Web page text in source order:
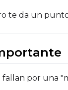
te da un
por una